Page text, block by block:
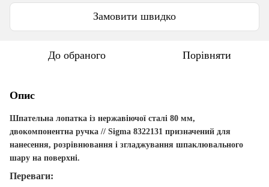
Замовити швидко
До обраного Порівняти
Опис
Шпательна лопатка із нержавіючої сталі 80 мм,
двокомпонентна ручка // Sigma 8322131 призначений для
нанесення, розрівнювання і згладжування шпаклювального
шару на поверхні.
Переваги: